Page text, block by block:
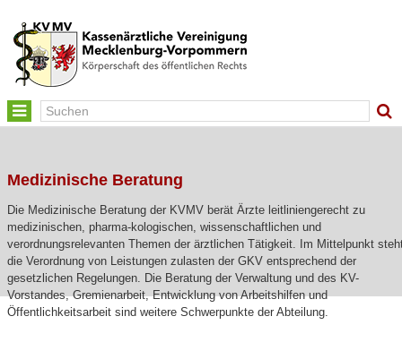
Toggle
navigation
Medizinische Beratung
Die Medizinische Beratung der KVMV berät Ärzte leitliniengerecht zu
medizinischen, pharma-kologischen, wissenschaftlichen und
verordnungsrelevanten Themen der ärztlichen Tätigkeit. Im Mittelpunkt
die Verordnung von Leistungen zulasten der GKV entsprechend der
gesetzlichen Regelungen. Die Beratung der Verwaltung und des KV-
Vorstandes, Gremienarbeit, Entwicklung von Arbeitshilfen und
Öffentlichkeitsarbeit sind weitere Schwerpunkte der Abteilung.